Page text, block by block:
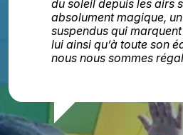
du soleil depuis les airs
absolument magique,
suspendus qui
lui ainsi qu’à toute son
nous nous sommes